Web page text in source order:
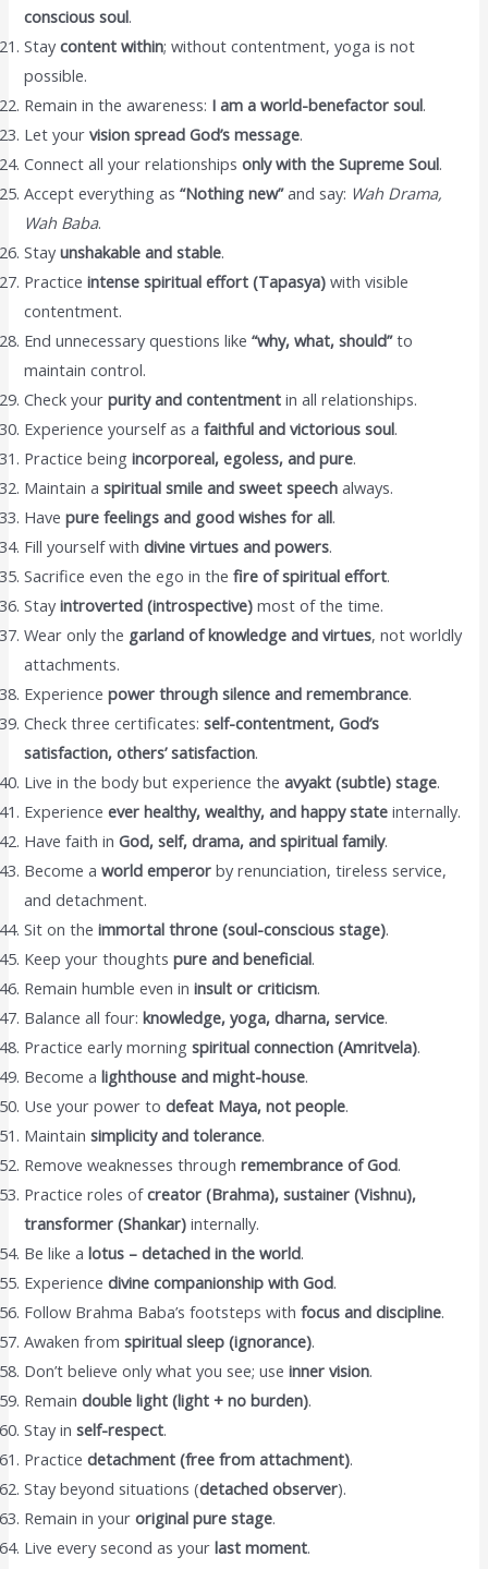
conscious soul.
Staycontent within; without contentment, yoga is not
possible.
Remain in the awareness: I am a world-benefactor soul.
Let yourvision spread God’s message.
Connect all your relationshipsonly with the Supreme Soul.
Accept everything as“Nothing new”and say: Wah Drama,
Wah Baba.
Stayunshakable and stable.
Practiceintense spiritual effort (Tapasya) with visible
contentment.
End unnecessary questions like“why, what, should”to
maintain control.
Check yourpurity and contentment in all relationships.
Experience yourself as afaithful and victorious soul.
Practice beingincorporeal, egoless, and pure.
Maintain aspiritual smile and sweet speech always.
Havepure feelings and good wishes for all.
Fill yourself withdivine virtues and powers.
Sacrifice even the ego in thefire of spiritual effort.
Stayintroverted (introspective) most of the time.
Wear only the garland of knowledge and virtues, not worldly
attachments.
Experiencepower through silence and remembrance.
Check three certificates:self-contentment, God’s
satisfaction, others’ satisfaction.
Live in the body but experience theavyakt (subtle) stage.
Experienceever healthy, wealthy, and happy state internally.
Have faith inGod, self, drama, and spiritual family.
Become aworld emperor by renunciation, tireless service,
and detachment.
Sit on theimmortal throne (soul-conscious stage).
Keep your thoughtspure and beneficial.
Remain humble even ininsult or criticism.
Balance all four:knowledge, yoga, dharna, service.
Practice early morningspiritual connection (Amritvela).
Become alighthouse and might-house.
Use your power todefeat Maya, not people.
Maintainsimplicity and tolerance.
Remove weaknesses throughremembrance of God.
Practice roles ofcreator (Brahma), sustainer (Vishnu),
transformer (Shankar) internally.
Be like alotus – detached in the world.
Experiencedivine companionship with God.
Follow Brahma Baba’s footsteps withfocus and discipline.
Awaken fromspiritual sleep (ignorance).
Don’t believe only what you see; useinner vision.
Remaindouble light (light + no burden).
Stay inself-respect.
Practicedetachment (free from attachment).
Stay beyond situations (detached observer).
Remain in youroriginal pure stage.
Live every second as yourlast moment.